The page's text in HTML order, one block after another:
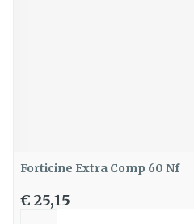
Forticine Extra Comp 60 Nf
€ 25,15